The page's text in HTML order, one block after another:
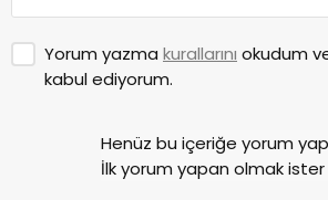
Yorum yazma kurallarını okudum
kabul ediyorum.
Henüz bu içeriğe yorum
İlk yorum yapan olmak ister